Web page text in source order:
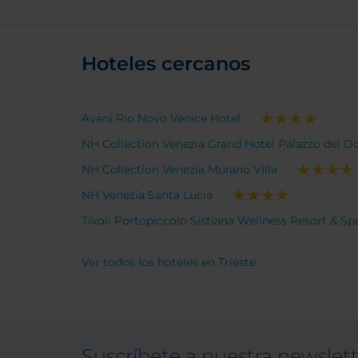
Hoteles cercanos
Avani Rio Novo Venice Hotel
NH Collection Venezia Grand Hotel Palazzo dei
NH Collection Venezia Murano Villa
NH Venezia Santa Lucia
Tivoli Portopiccolo Sistiana Wellness Resort &
Ver todos los hoteles en Trieste